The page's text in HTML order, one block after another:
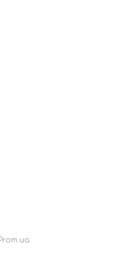
Prom.ua